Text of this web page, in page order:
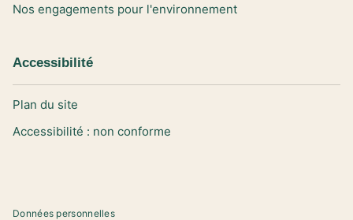
Nos engagements pour l'environnement
Accessibilité
Plan du site
Accessibilité : non conforme
Données personnelles